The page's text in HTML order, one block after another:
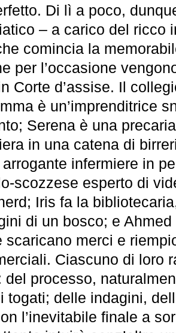
Di lì a poco,
– a carico del ricco
comincia la
per l’occasione
Corte d’assise. Il
è un’imprenditrice
Serena è una
in una catena di
infermiere in
scozzese esperto di
Iris fa la
di un bosco; e
scaricano merci e
Ciascuno di loro
del processo,
togati; delle indagini,
l’inevitabile finale a